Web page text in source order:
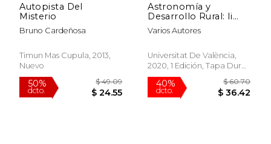
50%
dcto.
50%
dcto.
Autopista Del
Misterio
Bruno Cardeñosa
Timun Mas Cupula, 2013,
Nuevo
Astronomía y
Desarrollo Rural: Ii
Universidad de Verano
de Aras de los Olmos
Rural
Varios Autores
Universitat De València,
2020, 1 Edición, Tapa Dura,
Nuevo